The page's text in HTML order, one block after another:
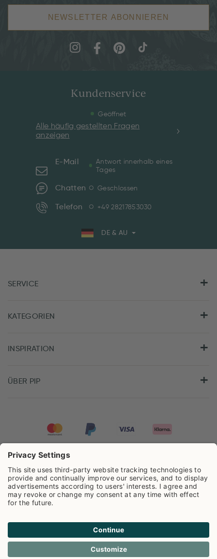
NEWSLETTER ABONNIEREN
Kundenservice
Geöffnet
Alle häufig gestellten Fragen
anzeigen
E-Mail
Antwort innerhalb eines
Tages
Chatten Geschlossen
Telefon +49 28217853030
DE & AU
SERVICE
KATEGORIEN
INSPIRATION
ÜBER PIP
auf der Grundlage von8.959Rezensionen ausgezeichnet.
Cookie info Datenschutzerklarüng
Impressum
Versandkosten